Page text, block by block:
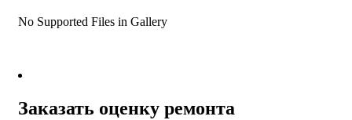
No Supported Files in Gallery
Заказать оценку ремонта